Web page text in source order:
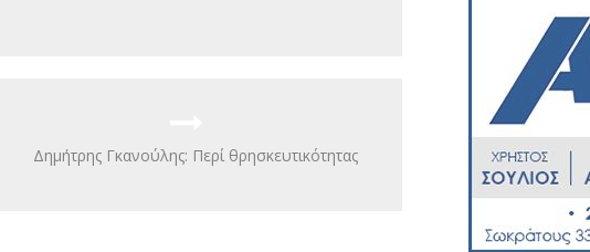
Δημήτρης Γκανούλης: Περί θρησκευτικότητας